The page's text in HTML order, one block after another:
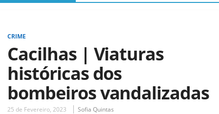
CRIME
Cacilhas | Viaturas
históricas dos
bombeiros vandalizadas
25 de Fevereiro, 2023 Sofia Quintas